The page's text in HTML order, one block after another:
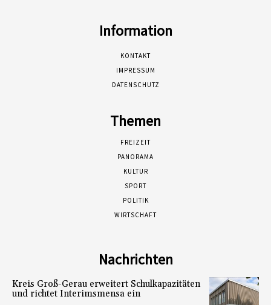
Information
KONTAKT
IMPRESSUM
DATENSCHUTZ
Themen
FREIZEIT
PANORAMA
KULTUR
SPORT
POLITIK
WIRTSCHAFT
Nachrichten
Kreis Groß-Gerau erweitert Schulkapazitäten
und richtet Interimsmensa ein